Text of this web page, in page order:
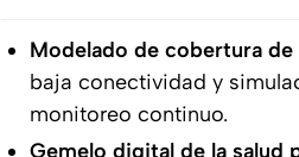
Modelado de cobertura de
baja conectividad y
monitoreo continuo.
Gemelo digital de la salud